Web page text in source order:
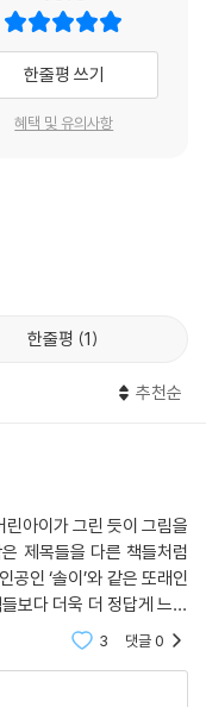
그대로 마루에서 낮잠을
늉을 했습니다. “에이! 호
지.” 할머니가 나를 보고
서로를 바라봅니다.
다. 상구네 집으로 냉큼
들이 설사병 났다. 닭 잘
상구랑 나는 메뚜기를
어 대는데, 유독 암탉 한
섞어 주면 설사병이 낫는
로 이질풀을 뜯어다가 닭
데, 상구가 뛰어옵니다.
마음이 안 맞았습니다.
구가 솔이 눈에는 영락없
도 없는 시골 나들이. 하지
게 여간 힘에 부치는 일
가꾼 감자를 홱 내던지
댑니다. 하지만 솔이는 시
마음을 열기 시작합니다.
고 듣는 사이에, 호적수이
가 변해 가는 과정은 네 편
음에 다가서는 농촌 이야
네 농촌이며 산과 들에
서 우리 풀꽃에 관한 책을
한줄평 쓰기
혜택 및 유의사항
한줄평 1
추천순
아이가 그린 듯이 그림을
제목들을 다른 책들처럼
인 ‘솔이’와 같은 또래인
보다 더욱 더 정답게 느껴
다. 어른들에게는 어린시
3 댓글0